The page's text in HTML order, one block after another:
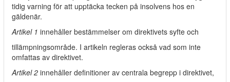
tidig varning för att upptäcka tecken på insolvens hos en
gäldenär.
Artikel 1 innehåller bestämmelser om direktivets syfte och
tillämpningsområde. I artikeln regleras också vad som inte
omfattas av direktivet.
Artikel 2 innehåller definitioner av centrala begrepp i direktivet,